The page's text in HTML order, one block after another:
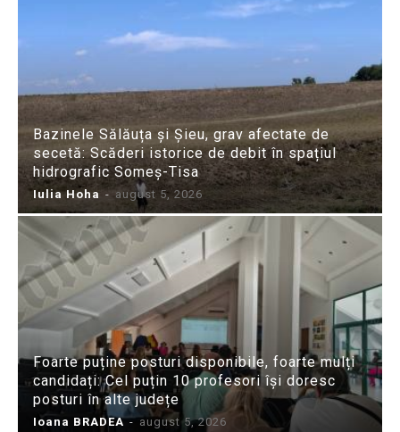
Bazinele Sălăuța și Șieu, grav afectate de
secetă: Scăderi istorice de debit în spațiul
hidrografic Someș-Tisa
Iulia Hoha - august 5, 2026
Foarte puține posturi disponibile, foarte mulți
candidați: Cel puțin 10 profesori își doresc
posturi în alte județe
Ioana BRADEA - august 5, 2026